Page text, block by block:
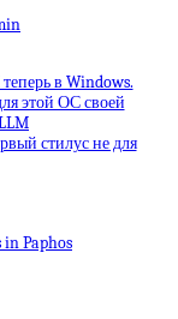
в Windows.
этой ОС своей
стилус не для
Paphos